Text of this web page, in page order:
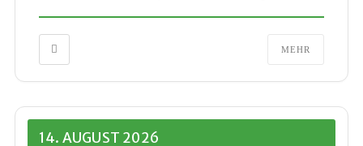
MEHR
14. AUGUST 2026